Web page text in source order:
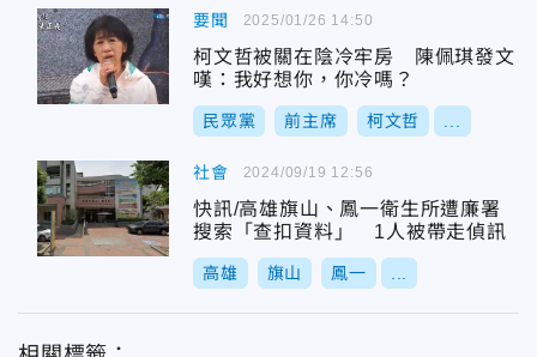
要聞
柯文哲被關在陰冷牢房 陳佩琪發文
嘆：我好想你，你冷嗎？
民眾黨 前主席 柯文哲
2025/01/26 14:50
社會
快訊/高雄旗山、鳳一衛生所遭廉署
搜索「查扣資料」 1人被帶走偵訊
高雄 旗山 鳳一
2024/09/19 12:56